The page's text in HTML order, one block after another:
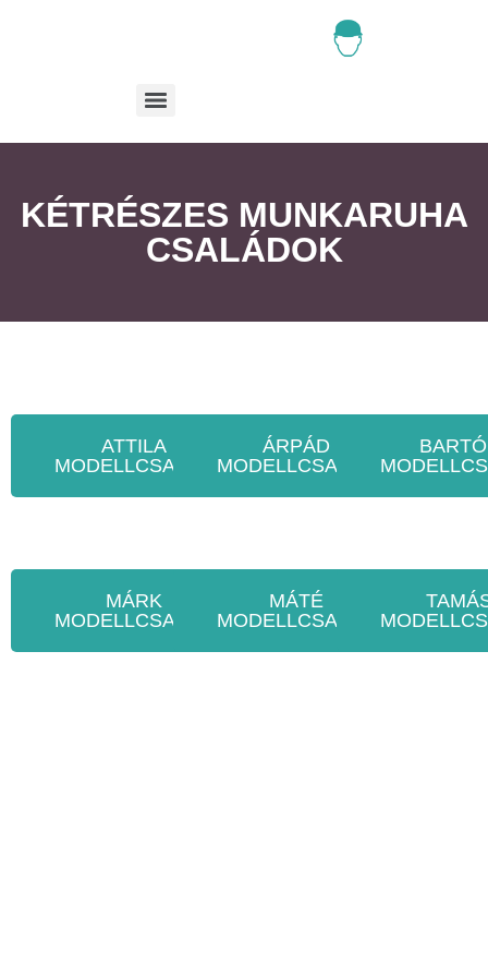
KÉTRÉSZES MUNKARUHA
CSALÁDOK
ATTILA
MODELLCSALÁD
ÁRPÁD
MODELLCSALÁD
MÁRK
MODELLCSALÁD
MÁTÉ
MODELLCSALÁD